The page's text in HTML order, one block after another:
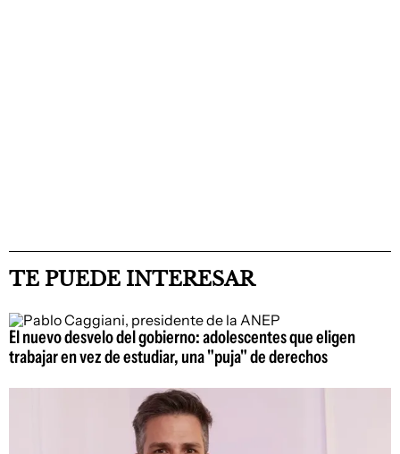
TE PUEDE INTERESAR
El nuevo desvelo del gobierno: adolescentes que eligen
trabajar en vez de estudiar, una "puja" de derechos